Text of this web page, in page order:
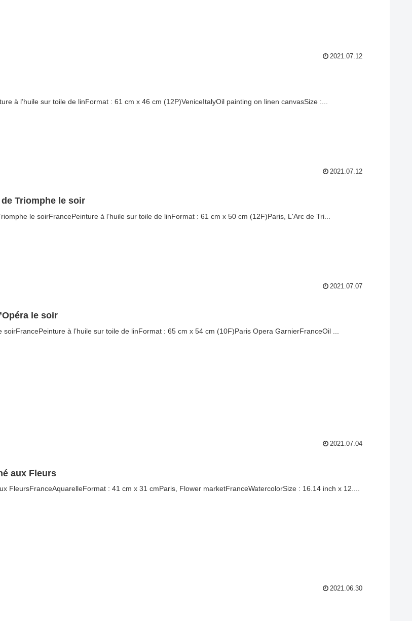
2021.07.12
à l’huile sur toile de linFormat : 61 cm x 46 cm (12P)VeniceItalyOil painting on linen canvasSize :...
2021.07.12
de Triomphe le soir
le soirFrancePeinture à l’huile sur toile de linFormat : 61 cm x 50 cm (12F)Paris, L'Arc de Tri...
2021.07.07
le soir
soirFrancePeinture à l’huile sur toile de linFormat : 65 cm x 54 cm (10F)Paris Opera GarnierFranceOil ...
2021.07.04
aux Fleurs
FleursFranceAquarelleFormat : 41 cm x 31 cmParis, Flower marketFranceWatercolorSize : 16.14 inch x 12....
2021.06.30